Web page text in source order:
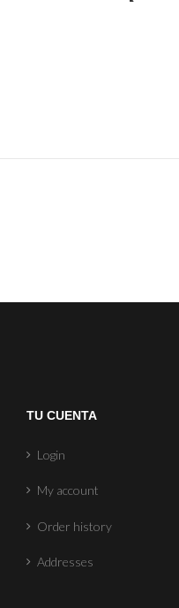
TU CUENTA
Login
My account
Order history
Addresses